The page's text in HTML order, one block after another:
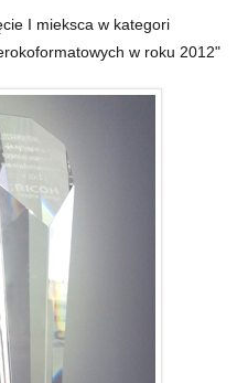
I mieksca w kategori
w roku 2012"